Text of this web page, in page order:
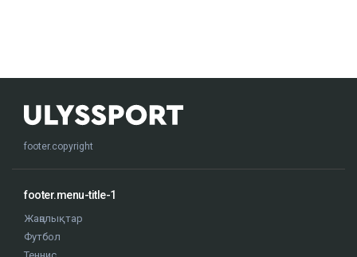
footer.copyright
footer.menu-title-1
Жаңалықтар
Футбол